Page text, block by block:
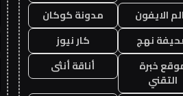
الايفون
مدونة كوكان
نهج
كار نيوز
خبرة
التقني
أناقة أنثى